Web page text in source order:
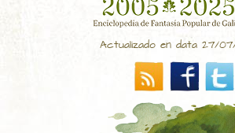
Actualizado en data 27/